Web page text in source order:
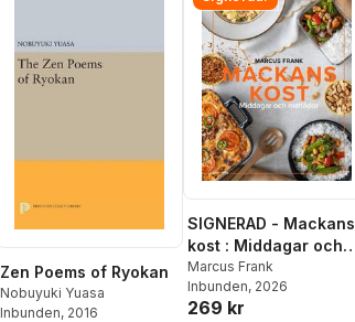
Zen Poems of Ryokan
Nobuyuki Yuasa
Inbunden, 2016
SIGNERAD - Mackans
kost : Middagar och
matlådor
Marcus Frank
Inbunden, 2026
269 kr